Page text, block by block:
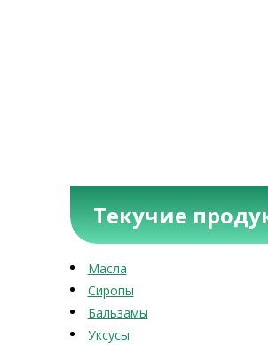
Текучие
Масла
Сиропы
Бальзамы
Уксусы